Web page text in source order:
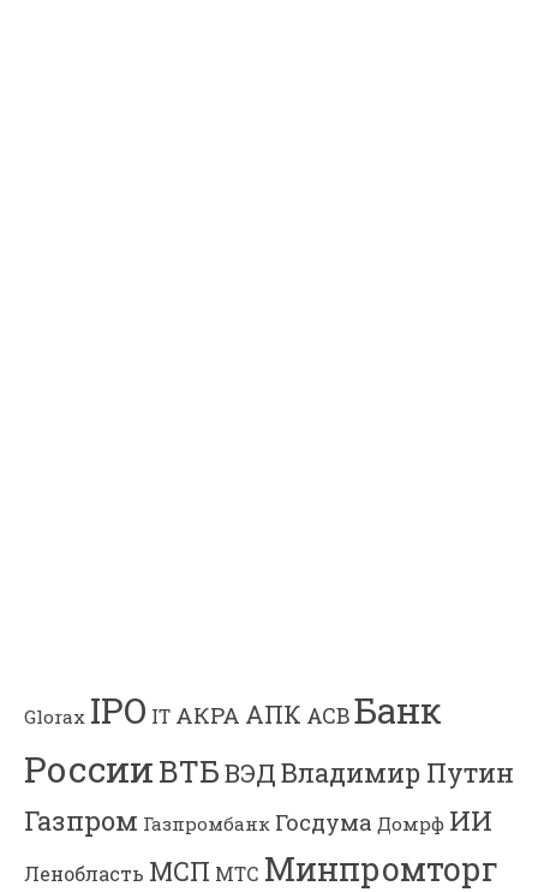
Glorax IPO IT АКРА АПК АСВБанк
РоссииВТБВЭДВладимир Путин
Газпром Газпромбанк Госдума Домрф ИИ
Ленобласть МСП МТС Минпромторг